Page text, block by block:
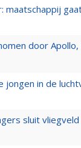
maatschappij
door Apollo,
jongen in de
sluit